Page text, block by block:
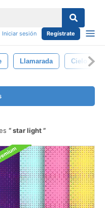
Iniciar sesión Regístrate
Llamarada Cielo
star light